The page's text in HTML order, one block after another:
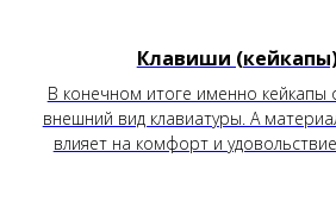
Клавиши
В конечном итоге именно кейкапы
внешний вид клавиатуры. А
влияет на комфорт и